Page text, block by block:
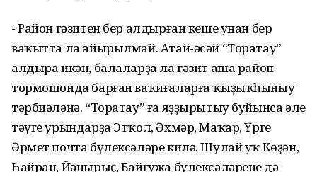
- Район гәзитен бер алдырған кеше унан бер
ваҡытта ла айырылмай. Атай-әсәй “Торатау”
алдыра икән, балаларҙа ла гәзит аша район
тормошонда барған ваҡиғаларға ҡыҙыҡһыныу
тәрбиәләнә. “Торатау” ға яҙҙырытыу буйынса әле
тәүге урындарҙа Этҡол, Әхмәр, Маҡар, Үрге
Әрмет почта бүлексәләре килә. Шулай уҡ Көҙән,
Һайран, Йәнырыҫ, Байғужа бүлексәләренең дә